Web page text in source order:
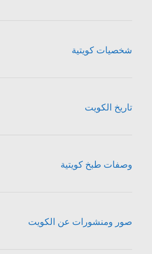
شخصيات كويتية
تاريخ الكويت
وصفات طبخ كويتية
صور ومنشورات عن الكويت